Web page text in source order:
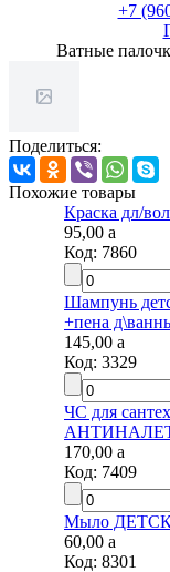
+7
Ватные
Поделиться:
Похожие товары
Краска дл/
95,00a
Код:7860
Шампунь
+пена
145,00a
Код:3329
ЧС для
АНТИНАЛЕТ
170,00a
Код:7409
Мыло
60,00a
Код:8301